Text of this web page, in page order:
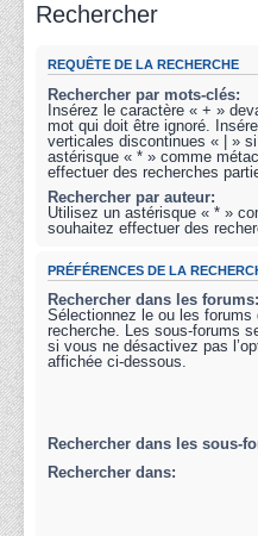
Rechercher
REQUÊTE DE LA RECHERCHE
Rechercher par mots-clés:
Insérez le caractère « + »
mot qui doit être ignoré.
verticales discontinues « | »
astérisque « * » comme
effectuer des recherches
Rechercher par auteur:
Utilisez un astérisque « * »
souhaitez effectuer des
PRÉFÉRENCES DE LA
Rechercher dans les forums:
Sélectionnez le ou les
recherche. Les sous-forums
si vous ne désactivez pas
affichée ci-dessous.
Rechercher dans les sous-
Rechercher dans: